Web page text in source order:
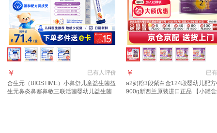
已有人评价
￥
合生元（BIOSTIME）小鼻舒儿童益生菌益
生元鼻炎鼻塞鼻敏三联活菌婴幼儿益生菌
已有
￥
a2奶粉3段紫白金124段婴幼儿配
900g新西兰原装进口正品 【小罐